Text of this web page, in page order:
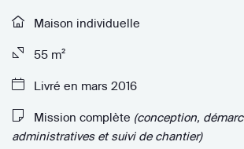
Maison individuelle
55 m²
Livré en mars 2016
Mission complète (conception,
administratives et suivi de chantier)